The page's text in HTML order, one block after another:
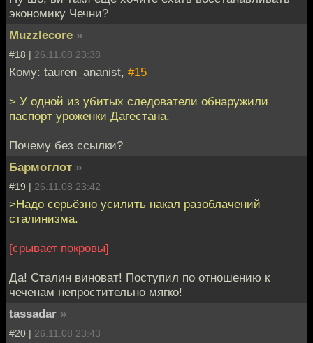
экономику Чечни?
Muzzlecore »
#18 | 26.11.08 23:38
Кому: tauren_ananist, #15
> У одной из убитых следователи обнаружили
паспорт уроженки Дагестана.
Почему без ссылки?
Бармоглот »
#19 | 26.11.08 23:42
>Надо серьёзно усилить накал разоблачений
сталинизма.
[срывает покровы]
Да! Сталин виноват! Поступил по отношению к
чеченам непростительно мягко!
tassadar »
#20 | 26.11.08 23:43